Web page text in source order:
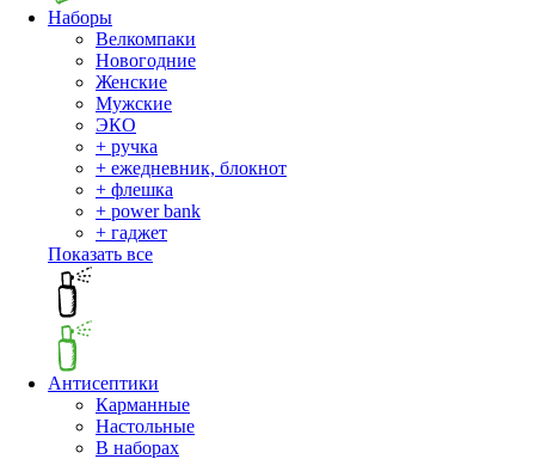
Наборы
Велкомпаки
Новогодние
Женские
Мужские
ЭКО
+ ручка
+ ежедневник, блокнот
+ флешка
+ power bank
+ гаджет
Показать все
Антисептики
Карманные
Настольные
В наборах